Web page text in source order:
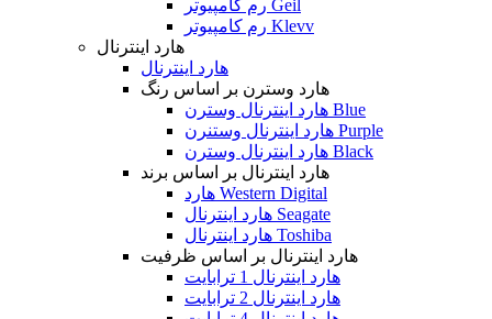
رم کامپیوتر Geil
رم کامپیوتر Klevv
هارد اینترنال
هارد اینترنال
هارد وسترن بر اساس رنگ
هارد اینترنال وسترن Blue
هارد اینترنال وستنرن Purple
هارد اینترنال وسترن Black
هارد اینترنال بر اساس برند
هارد Western Digital
هارد اینترنال Seagate
هارد اینترنال Toshiba
هارد اینترنال بر اساس ظرفیت
هارد اینترنال 1 ترابایت
هارد اینترنال 2 ترابایت